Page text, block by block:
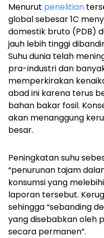
Menurut penelitian
global sebesar 1C
domestik bruto (PDB)
jauh lebih tinggi
Suhu dunia telah
pra-industri dan
memperkirakan
abad ini karena terus
bahan bakar fosil.
akan menanggung
besar.
Peningkatan suhu
“penurunan tajam
konsumsi yang
laporan tersebut.
sehingga “sebanding
yang disebabkan oleh
secara permanen”.